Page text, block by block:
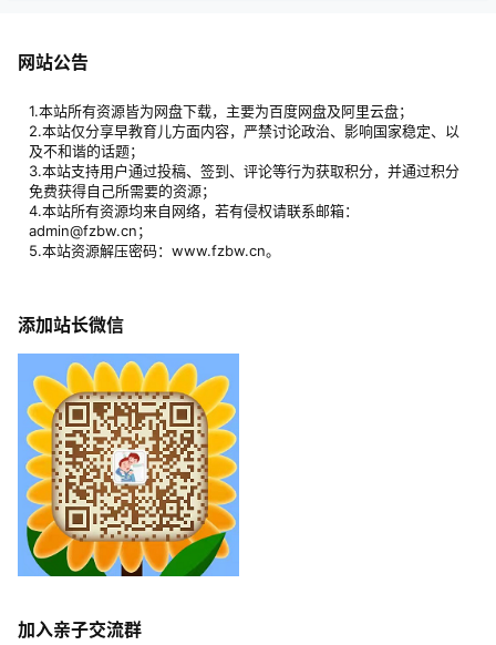
网站公告
1.本站所有资源皆为网盘下载，主要为百度网盘及阿里云盘；
2.本站仅分享早教育儿方面内容，严禁讨论政治、影响国家稳定、以
及不和谐的话题；
3.本站支持用户通过投稿、签到、评论等行为获取积分，并通过积分
免费获得自己所需要的资源；
4.本站所有资源均来自网络，若有侵权请联系邮箱：
admin@fzbw.cn；
5.本站资源解压密码：www.fzbw.cn。
添加站长微信
加入亲子交流群